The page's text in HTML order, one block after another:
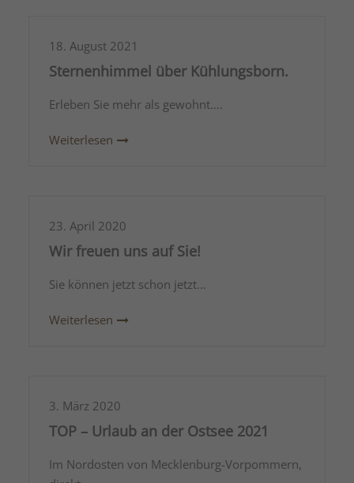
18. August 2021
Sternenhimmel über Kühlungsborn.
Erleben Sie mehr als gewohnt….
Weiterlesen
23. April 2020
Wir freuen uns auf Sie!
Sie können jetzt schon jetzt…
Weiterlesen
3. März 2020
TOP – Urlaub an der Ostsee 2021
Im Nordosten von Mecklenburg-Vorpommern,